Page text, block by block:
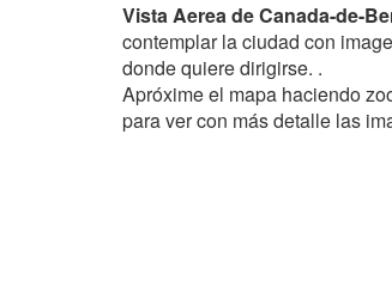
Vista Aerea de Canada-de-
contemplar la ciudad con
donde quiere dirigirse. .
Apróxime el mapa haciendo
para ver con más detalle las